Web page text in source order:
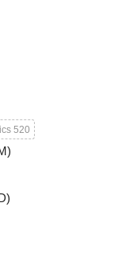
520